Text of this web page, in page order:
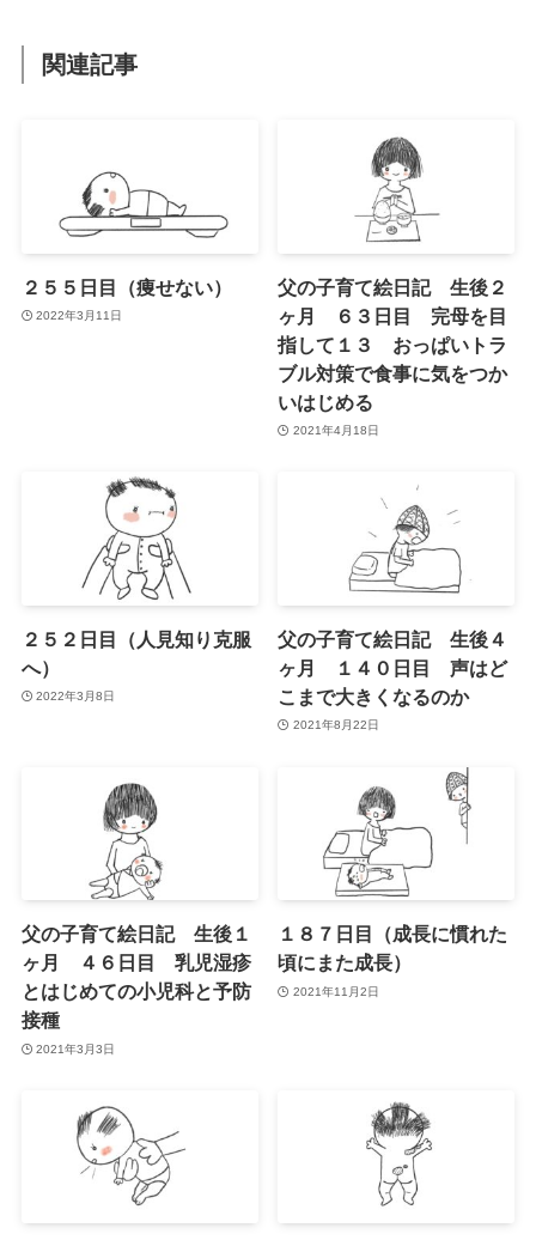
関連記事
２５５日目（痩せない）
2022年3月11日
父の子育て絵日記 生後２
ヶ月 ６３日目 完母を目
指して１３ おっぱいトラ
ブル対策で食事に気をつか
いはじめる
2021年4月18日
２５２日目（人見知り克服
へ）
2022年3月8日
父の子育て絵日記 生後４
ヶ月 １４０日目 声はど
こまで大きくなるのか
2021年8月22日
父の子育て絵日記 生後１
ヶ月 ４６日目 乳児湿疹
とはじめての小児科と予防
接種
2021年3月3日
１８７日目（成長に慣れた
頃にまた成長）
2021年11月2日